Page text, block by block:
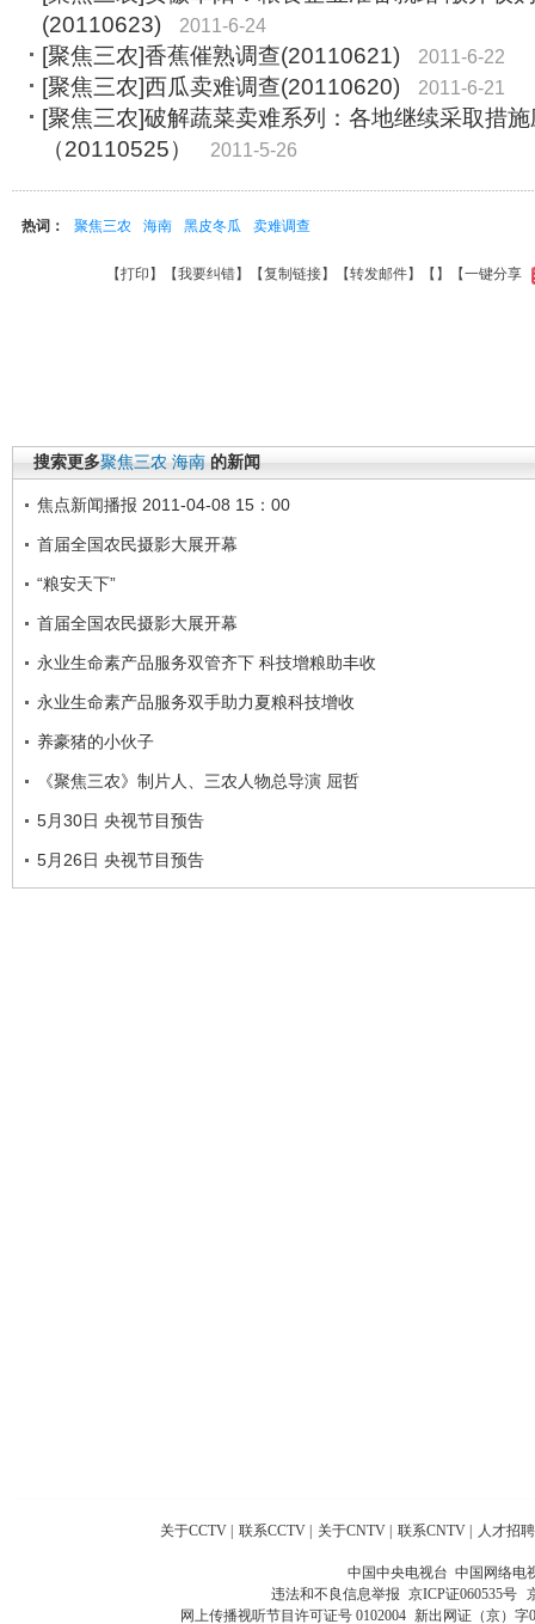
(20110623)
2011-6-24
[聚焦三农]香蕉催熟调查(20110621) 2011-6-22
[聚焦三农]西瓜卖难调查(20110620) 2011-6-21
[聚焦三农]破解蔬菜卖难系列：各地继续采取措
（20110525）
2011-5-26
热词： 聚焦三农 海南 黑皮冬瓜 卖难调查
【打印 】【我要纠错】【复制链接】【转发邮件】【 】 【一键分享
搜索更多聚焦三农 海南 的新闻
焦点新闻播报 2011-04-08 15：00
首届全国农民摄影大展开幕
“粮安天下”
首届全国农民摄影大展开幕
永业生命素产品服务双管齐下 科技增粮助丰收
永业生命素产品服务双手助力夏粮科技增收
养豪猪的小伙子
《聚焦三农》制片人、三农人物总导演 屈哲
5月30日 央视节目预告
5月26日 央视节目预告
关于CCTV 联系CCTV 关于CNTV 联系CNTV 人才招聘
中国中央电视台 中国网络电
违法和不良信息举报 京ICP证060535号
网上传播视听节目许可证号 0102004 新出网证（京）